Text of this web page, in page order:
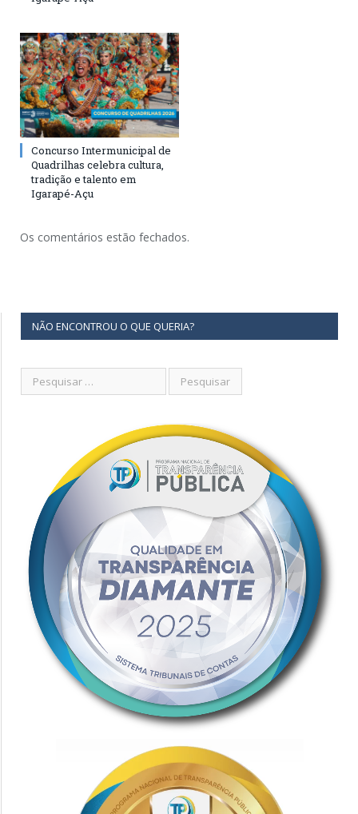
Concurso Intermunicipal de
Quadrilhas celebra cultura,
tradição e talento em
Igarapé-Açu
Os comentários estão fechados.
NÃO ENCONTROU O QUE QUERIA?